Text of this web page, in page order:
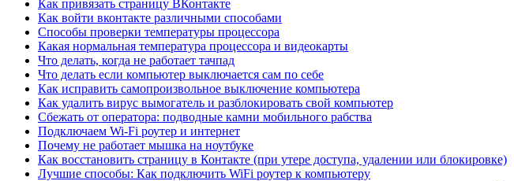
Как привязать страницу ВКонтакте
Как войти вконтакте различными способами
Способы проверки температуры процессора
Какая нормальная температура процессора и видеокарты
Что делать, когда не работает тачпад
Что делать если компьютер выключается сам по себе
Как исправить самопроизвольное выключение компьютера
Как удалить вирус вымогатель и разблокировать свой компьютер
Сбежать от оператора: подводные камни мобильного рабства
Подключаем Wi-Fi роутер и интернет
Почему не работает мышка на ноутбуке
Как восстановить страницу в Контакте (при утере доступа, удалении или блокировке)
Лучшие способы: Как подключить WiFi роутер к компьютеру